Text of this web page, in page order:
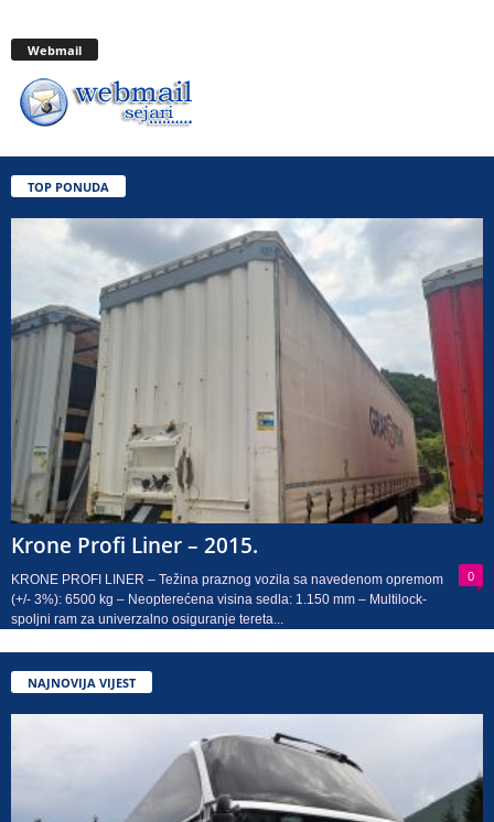
Webmail
TOP PONUDA
Krone Profi Liner – 2015.
0
KRONE PROFI LINER – Težina praznog vozila sa navedenom opremom
(+/- 3%): 6500 kg – Neopterećena visina sedla: 1.150 mm – Multilock-
spoljni ram za univerzalno osiguranje tereta...
NAJNOVIJA VIJEST